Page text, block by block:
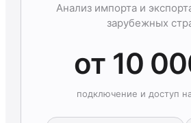
Анализ импорта и
зарубежных
от 10
подключение и доступ